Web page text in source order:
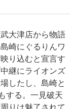
大津店から物語
崎にぐるりんワ
り込むと宣言す
継にライオンズ
したし、島崎と
する。一見破天
りは魅了されて